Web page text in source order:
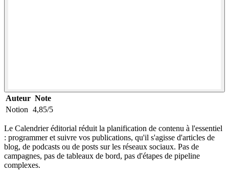
Auteur Note
Notion 4,85/5
Le Calendrier éditorial réduit la planification de contenu à l'essentiel
: programmer et suivre vos publications, qu'il s'agisse d'articles de
blog, de podcasts ou de posts sur les réseaux sociaux. Pas de
campagnes, pas de tableaux de bord, pas d'étapes de pipeline
complexes.